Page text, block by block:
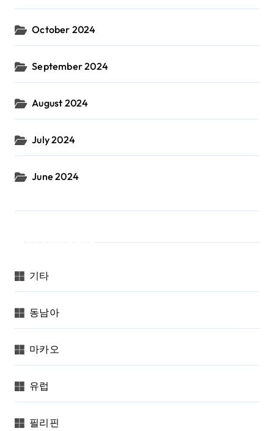
October 2024
September 2024
August 2024
July 2024
June 2024
기타
동남아
마카오
유럽
필리핀